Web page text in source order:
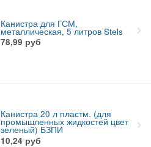
Канистра для ГСМ,
металлическая, 5 литров Stels
78,99 руб
Канистра 20 л пластм. (для
промышленных жидкостей цвет
зеленый) БЗПИ
10,24 руб